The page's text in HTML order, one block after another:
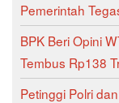
Pemerintah
BPK Beri Opini
Tembus Rp138
Petinggi Polri